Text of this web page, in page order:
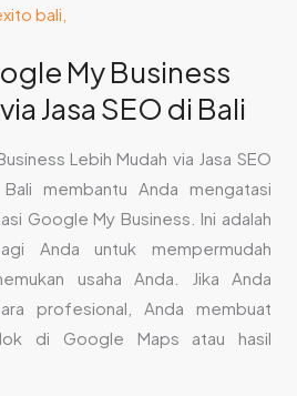
My Business
Jasa SEO di Bali
Lebih Mudah via Jasa SEO
membantu Anda mengatasi
Google My Business. Ini adalah
Anda untuk mempermudah
usaha Anda. Jika Anda
profesional, Anda membuat
di Google Maps atau hasil